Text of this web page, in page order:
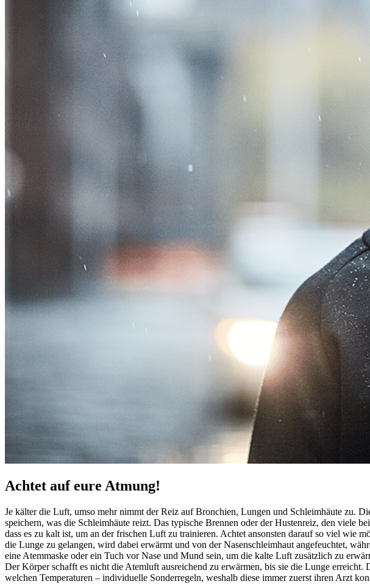
Achtet auf eure Atmung!
Je kälter die Luft, umso mehr nimmt der Reiz auf Bronchien, Lungen und Schleimhäute zu.
speichern, was die Schleimhäute reizt. Das typische Brennen oder der Hustenreiz, den viele
dass es zu kalt ist, um an der frischen Luft zu trainieren. Achtet ansonsten darauf so viel wie
die Lunge zu gelangen, wird dabei erwärmt und von der Nasenschleimhaut angefeuchtet,
eine Atemmaske oder ein Tuch vor Nase und Mund sein, um die kalte Luft zusätzlich zu
Der Körper schafft es nicht die Atemluft ausreichend zu erwärmen, bis sie die Lunge
welchen Temperaturen – individuelle Sonderregeln, weshalb diese immer zuerst ihren Arzt